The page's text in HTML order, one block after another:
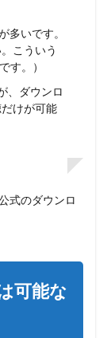
多いです。
こういう
す。）
、ダウンロ
けが可能
式のダウンロ
可能な